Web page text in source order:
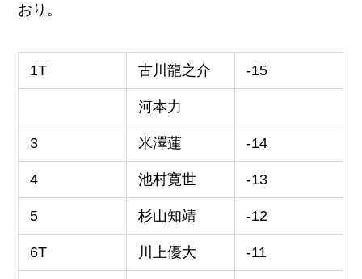
おり。
1T 古川龍之介 -15
河本力
3 米澤蓮 -14
4 池村寛世 -13
5 杉山知靖 -12
6T 川上優大 -11